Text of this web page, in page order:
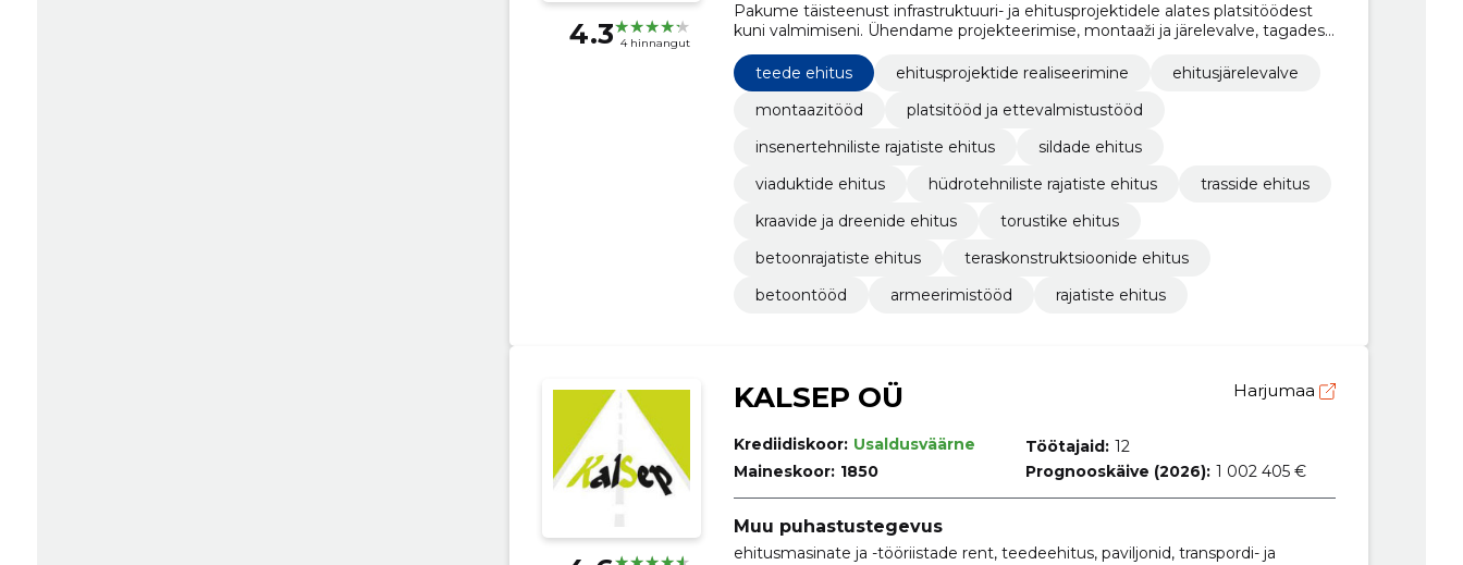
4.3 4 hinnangut
Pakume täisteenust infrastruktuuri- ja ehitusprojektidele alates platsitöödest
kuni valmimiseni. Ühendame projekteerimise, montaaži ja järelevalve, tagades
vastupidavuse, ohutuse ja õigeaegsuse.
teede ehitus
ehitusprojektide realiseerimine
ehitusjärelevalve
montaazitööd
platsitööd ja ettevalmistustööd
insenertehniliste rajatiste ehitus
sildade ehitus
viaduktide ehitus
hüdrotehniliste rajatiste ehitus
trasside ehitus
kraavide ja dreenide ehitus
torustike ehitus
betoonrajatiste ehitus
teraskonstruktsioonide ehitus
betoontööd
armeerimistööd rajatiste ehitus
KALSEP OÜ Harjumaa
Krediidiskoor: Usaldusväärne
Maineskoor: 1850
Töötajaid: 12
Prognooskäive (2026): 1 002 405 €
Muu puhastustegevus
ehitusmasinate ja -tööriistade rent, teedeehitus, paviljonid, transpordi- ja